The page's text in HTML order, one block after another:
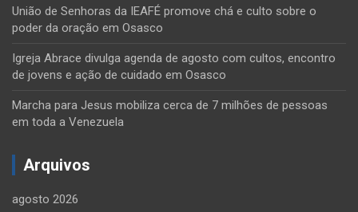
União de Senhoras da IEAFÉ promove chá e culto sobre o
poder da oração em Osasco
Igreja Abrace divulga agenda de agosto com cultos, encontro
de jovens e ação de cuidado em Osasco
Marcha para Jesus mobiliza cerca de 7 milhões de pessoas
em toda a Venezuela
Arquivos
agosto 2026